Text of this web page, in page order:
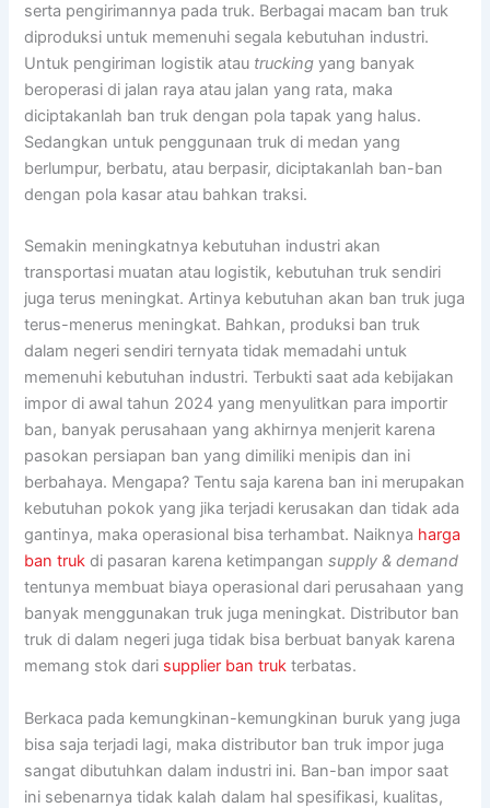
serta pengirimannya pada truk. Berbagai macam ban truk
diproduksi untuk memenuhi segala kebutuhan industri.
Untuk pengiriman logistik atau trucking yang banyak
beroperasi di jalan raya atau jalan yang rata, maka
diciptakanlah ban truk dengan pola tapak yang halus.
Sedangkan untuk penggunaan truk di medan yang
berlumpur, berbatu, atau berpasir, diciptakanlah ban-ban
dengan pola kasar atau bahkan traksi.
Semakin meningkatnya kebutuhan industri akan
transportasi muatan atau logistik, kebutuhan truk sendiri
juga terus meningkat. Artinya kebutuhan akan ban truk juga
terus-menerus meningkat. Bahkan, produksi ban truk
dalam negeri sendiri ternyata tidak memadahi untuk
memenuhi kebutuhan industri. Terbukti saat ada kebijakan
impor di awal tahun 2024 yang menyulitkan para importir
ban, banyak perusahaan yang akhirnya menjerit karena
pasokan persiapan ban yang dimiliki menipis dan ini
berbahaya. Mengapa? Tentu saja karena ban ini merupakan
kebutuhan pokok yang jika terjadi kerusakan dan tidak ada
gantinya, maka operasional bisa terhambat. Naiknya harga
ban truk di pasaran karena ketimpangansupply & demand
tentunya membuat biaya operasional dari perusahaan yang
banyak menggunakan truk juga meningkat. Distributor ban
truk di dalam negeri juga tidak bisa berbuat banyak karena
memang stok dari supplier ban truk terbatas.
Berkaca pada kemungkinan-kemungkinan buruk yang juga
bisa saja terjadi lagi, maka distributor ban truk impor juga
sangat dibutuhkan dalam industri ini. Ban-ban impor saat
ini sebenarnya tidak kalah dalam hal spesifikasi, kualitas,